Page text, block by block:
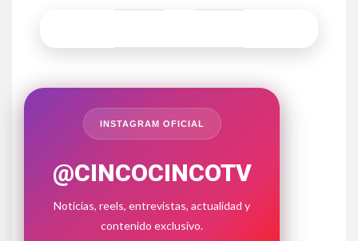
INSTAGRAM OFICIAL
@CINCOCINCOTV
Noticias, reels, entrevistas, actualidad y
contenido exclusivo.